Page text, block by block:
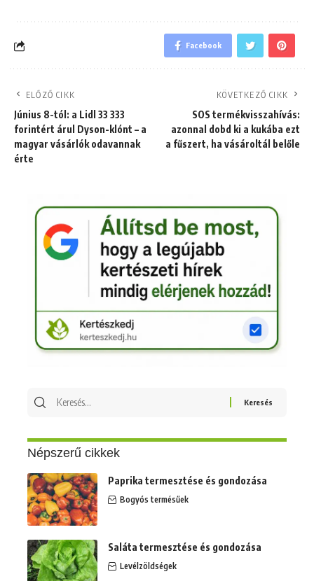
Facebook
ELŐZŐ CIKK
Június 8-tól: a Lidl 33 333
forintért árul Dyson-klónt – a
magyar vásárlók odavannak
érte
KÖVETKEZŐ CIKK
SOS termékvisszahívás:
azonnal dobd ki a kukába ezt
a fűszert, ha vásároltál belőle
Keresés
Népszerű cikkek
Paprika termesztése és gondozása
Bogyós termésűek
Saláta termesztése és gondozása
Levélzöldségek